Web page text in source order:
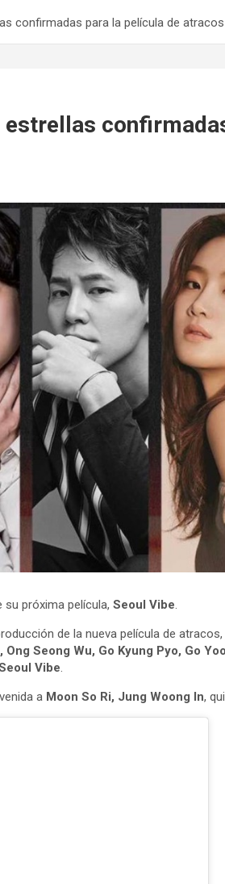
confirmadas para la película de atracos
estrellas
próxima película, Seoul Vibe.
de la nueva película de
Ong Seong Wu, Go Kyung Pyo, Go
Vibe.
a Moon So Ri, Jung Woong In,